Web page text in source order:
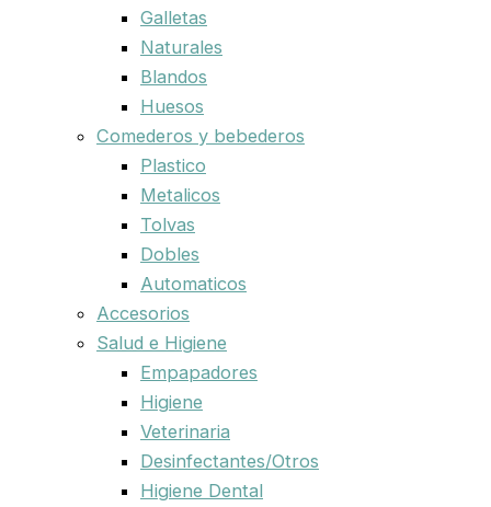
Galletas
Naturales
Blandos
Huesos
Comederos y bebederos
Plastico
Metalicos
Tolvas
Dobles
Automaticos
Accesorios
Salud e Higiene
Empapadores
Higiene
Veterinaria
Desinfectantes/Otros
Higiene Dental